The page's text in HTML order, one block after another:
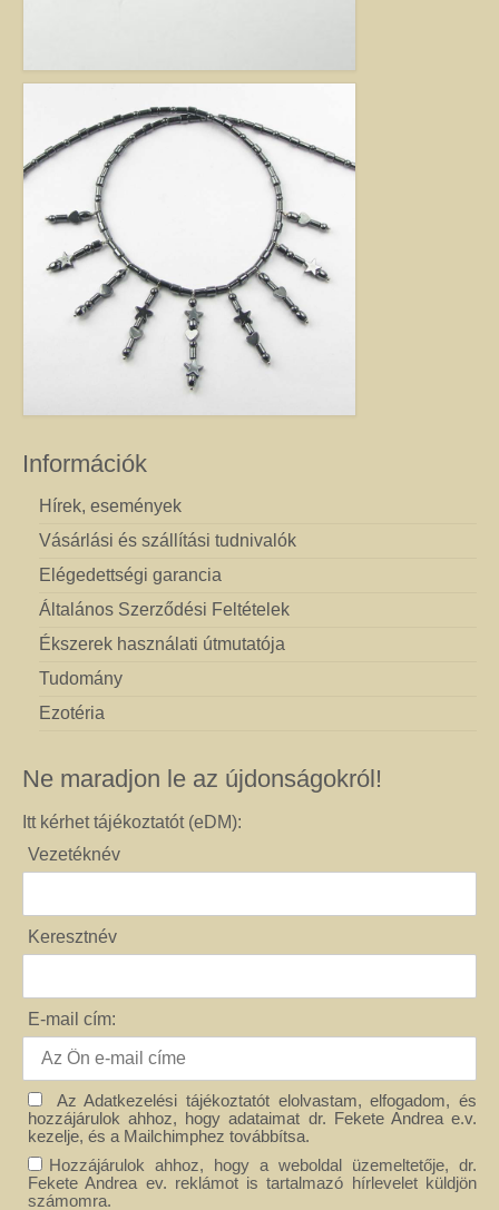
Információk
Hírek, események
Vásárlási és szállítási tudnivalók
Elégedettségi garancia
Általános Szerződési Feltételek
Ékszerek használati útmutatója
Tudomány
Ezotéria
Ne maradjon le az újdonságokról!
Itt kérhet tájékoztatót (eDM):
Vezetéknév
Keresztnév
E-mail cím:
Az Adatkezelési tájékoztatót elolvastam, elfogadom, és
hozzájárulok ahhoz, hogy adataimat dr. Fekete Andrea e.v.
kezelje, és a Mailchimphez továbbítsa.
Hozzájárulok ahhoz, hogy a weboldal üzemeltetője, dr.
Fekete Andrea ev. reklámot is tartalmazó hírlevelet küldjön
számomra.